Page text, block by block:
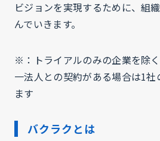
ビジョンを実現するために、組
んでいきます。
※：トライアルのみの企業を除
一法人との契約がある場合は1
ます
バクラクとは